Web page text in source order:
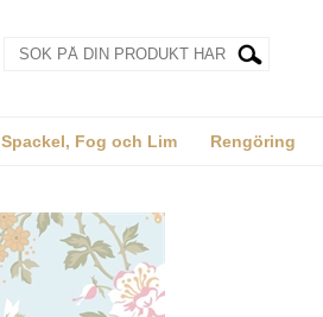
Spackel, Fog och Lim Rengöring